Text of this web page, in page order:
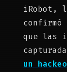
iRobot,
confirmó
que las
un hackeo